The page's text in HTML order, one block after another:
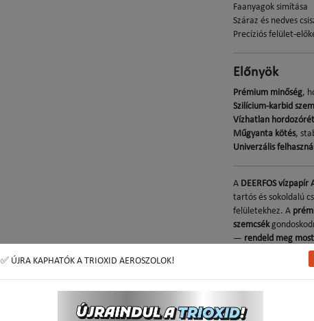
Faanyagok simítása
Száraz és nedves
Precíziós felület-
Előnyök
Prémium minőség,
Szilícium-karbid
Vízhatlan
Műgyanta kötés,
Univerzális
A DEERFOS
tartós és sokoldalú
felületekhez. A
szemcsék
— rendeld meg
kompromisszumok
Nettó ár:
✅ ÚJRA KAPHATÓK A TRIOXID AEROSZOLOK!